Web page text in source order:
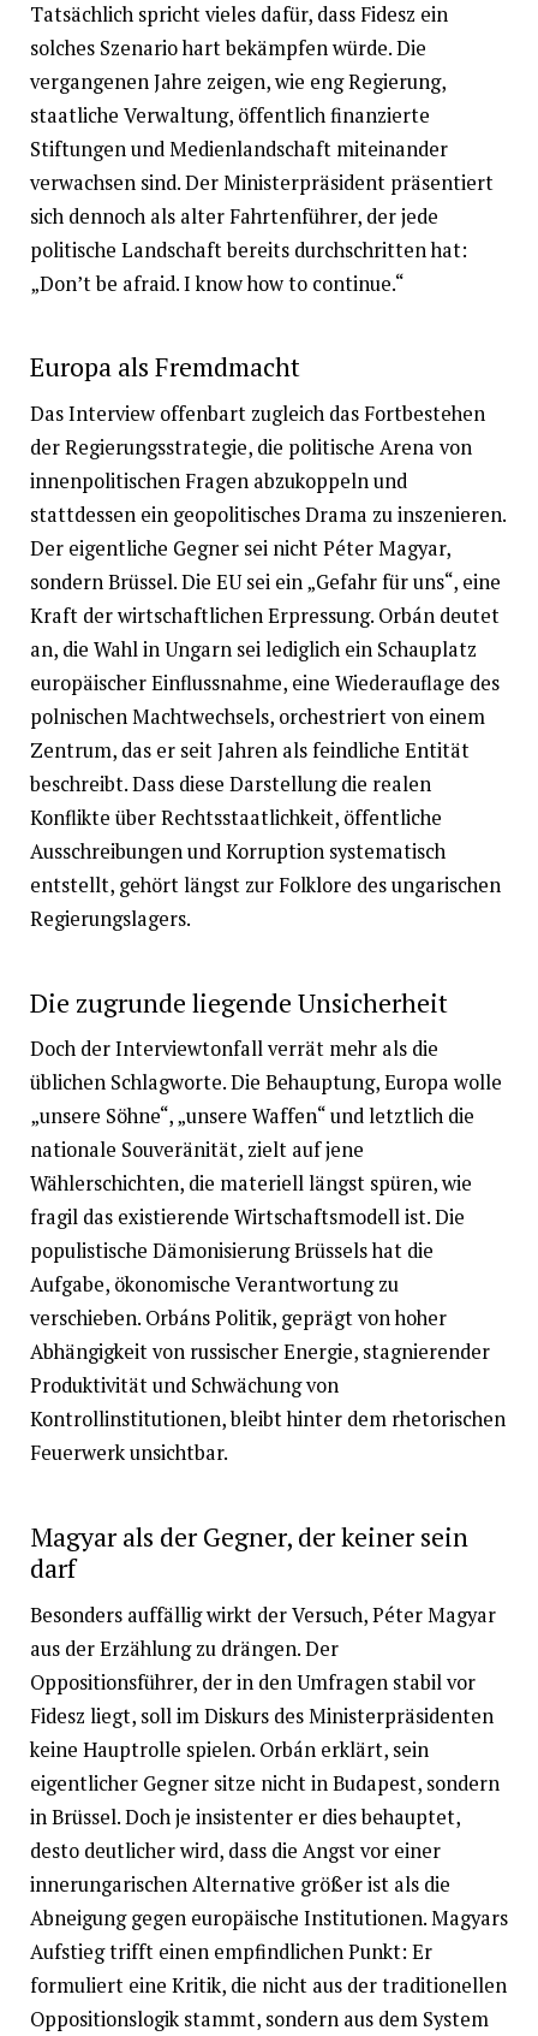
Tatsächlich spricht vieles dafür, dass Fidesz ein
solches Szenario hart bekämpfen würde. Die
vergangenen Jahre zeigen, wie eng Regierung,
staatliche Verwaltung, öffentlich finanzierte
Stiftungen und Medienlandschaft miteinander
verwachsen sind. Der Ministerpräsident präsentiert
sich dennoch als alter Fahrtenführer, der jede
politische Landschaft bereits durchschritten hat:
„Don’t be afraid. I know how to continue.“
Europa als Fremdmacht
Das Interview offenbart zugleich das Fortbestehen
der Regierungsstrategie, die politische Arena von
innenpolitischen Fragen abzukoppeln und
stattdessen ein geopolitisches Drama zu inszenieren.
Der eigentliche Gegner sei nicht Péter Magyar,
sondern Brüssel. Die EU sei ein „Gefahr für uns“, eine
Kraft der wirtschaftlichen Erpressung. Orbán deutet
an, die Wahl in Ungarn sei lediglich ein Schauplatz
europäischer Einflussnahme, eine Wiederauflage des
polnischen Machtwechsels, orchestriert von einem
Zentrum, das er seit Jahren als feindliche Entität
beschreibt. Dass diese Darstellung die realen
Konflikte über Rechtsstaatlichkeit, öffentliche
Ausschreibungen und Korruption systematisch
entstellt, gehört längst zur Folklore des ungarischen
Regierungslagers.
Die zugrunde liegende Unsicherheit
Doch der Interviewtonfall verrät mehr als die
üblichen Schlagworte. Die Behauptung, Europa wolle
„unsere Söhne“, „unsere Waffen“ und letztlich die
nationale Souveränität, zielt auf jene
Wählerschichten, die materiell längst spüren, wie
fragil das existierende Wirtschaftsmodell ist. Die
populistische Dämonisierung Brüssels hat die
Aufgabe, ökonomische Verantwortung zu
verschieben. Orbáns Politik, geprägt von hoher
Abhängigkeit von russischer Energie, stagnierender
Produktivität und Schwächung von
Kontrollinstitutionen, bleibt hinter dem rhetorischen
Feuerwerk unsichtbar.
Magyar als der Gegner, der keiner sein
darf
Besonders auffällig wirkt der Versuch, Péter Magyar
aus der Erzählung zu drängen. Der
Oppositionsführer, der in den Umfragen stabil vor
Fidesz liegt, soll im Diskurs des Ministerpräsidenten
keine Hauptrolle spielen. Orbán erklärt, sein
eigentlicher Gegner sitze nicht in Budapest, sondern
in Brüssel. Doch je insistenter er dies behauptet,
desto deutlicher wird, dass die Angst vor einer
innerungarischen Alternative größer ist als die
Abneigung gegen europäische Institutionen. Magyars
Aufstieg trifft einen empfindlichen Punkt: Er
formuliert eine Kritik, die nicht aus der traditionellen
Oppositionslogik stammt, sondern aus dem System